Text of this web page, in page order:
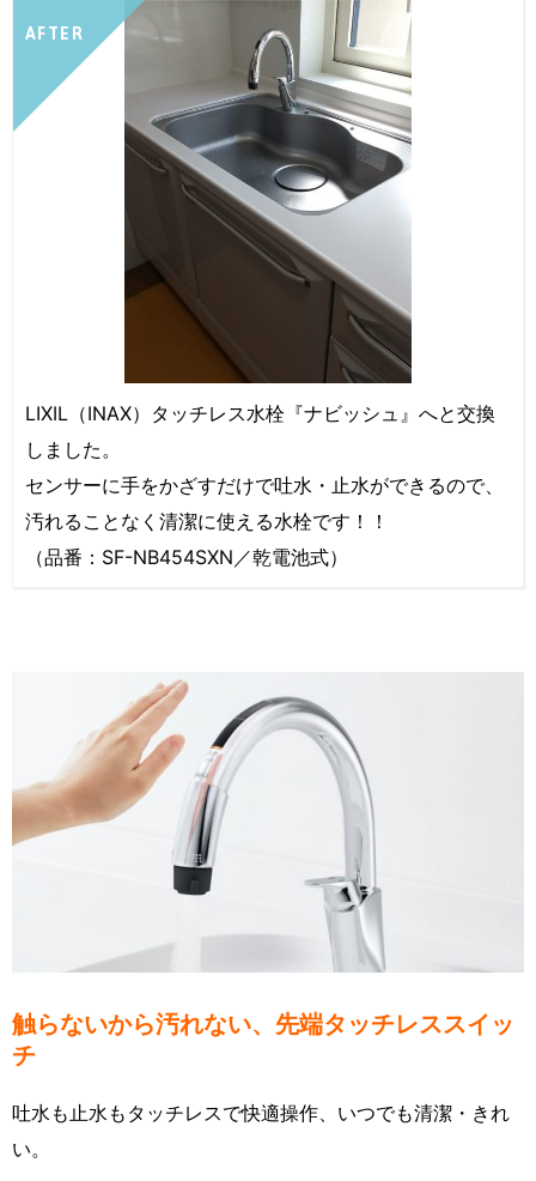
AFTER
LIXIL（INAX）タッチレス水栓『ナビッシュ』へと交換
しました。
センサーに手をかざすだけで吐水・止水ができるので、
汚れることなく清潔に使える水栓です！！
（品番：SF-NB454SXN／乾電池式）
触らないから汚れない、先端タッチレススイッ
チ
吐水も止水もタッチレスで快適操作、いつでも清潔・きれ
い。